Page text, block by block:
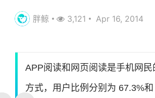
胖鲸 3,121 Apr 16, 2014
APP阅读和网页阅读是手机网民
方式，用户比例分别为 67.3%和